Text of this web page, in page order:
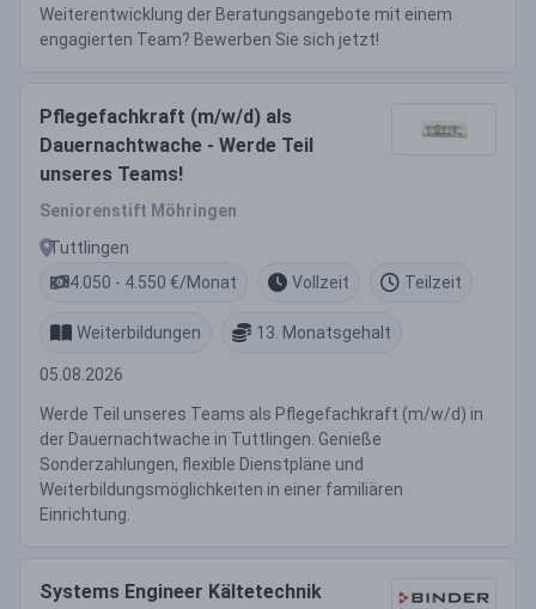
Weiterentwicklung der Beratungsangebote mit einem
engagierten Team? Bewerben Sie sich jetzt!
Pflegefachkraft (m/w/d) als
Dauernachtwache - Werde Teil
unseres Teams!
Seniorenstift Möhringen
Tuttlingen
4.050 - 4.550 €/Monat
Vollzeit Teilzeit
Weiterbildungen 13. Monatsgehalt
05.08.2026
Werde Teil unseres Teams als Pflegefachkraft (m/w/d) in
der Dauernachtwache in Tuttlingen. Genieße
Sonderzahlungen, flexible Dienstpläne und
Weiterbildungsmöglichkeiten in einer familiären
Einrichtung.
Systems Engineer Kältetechnik